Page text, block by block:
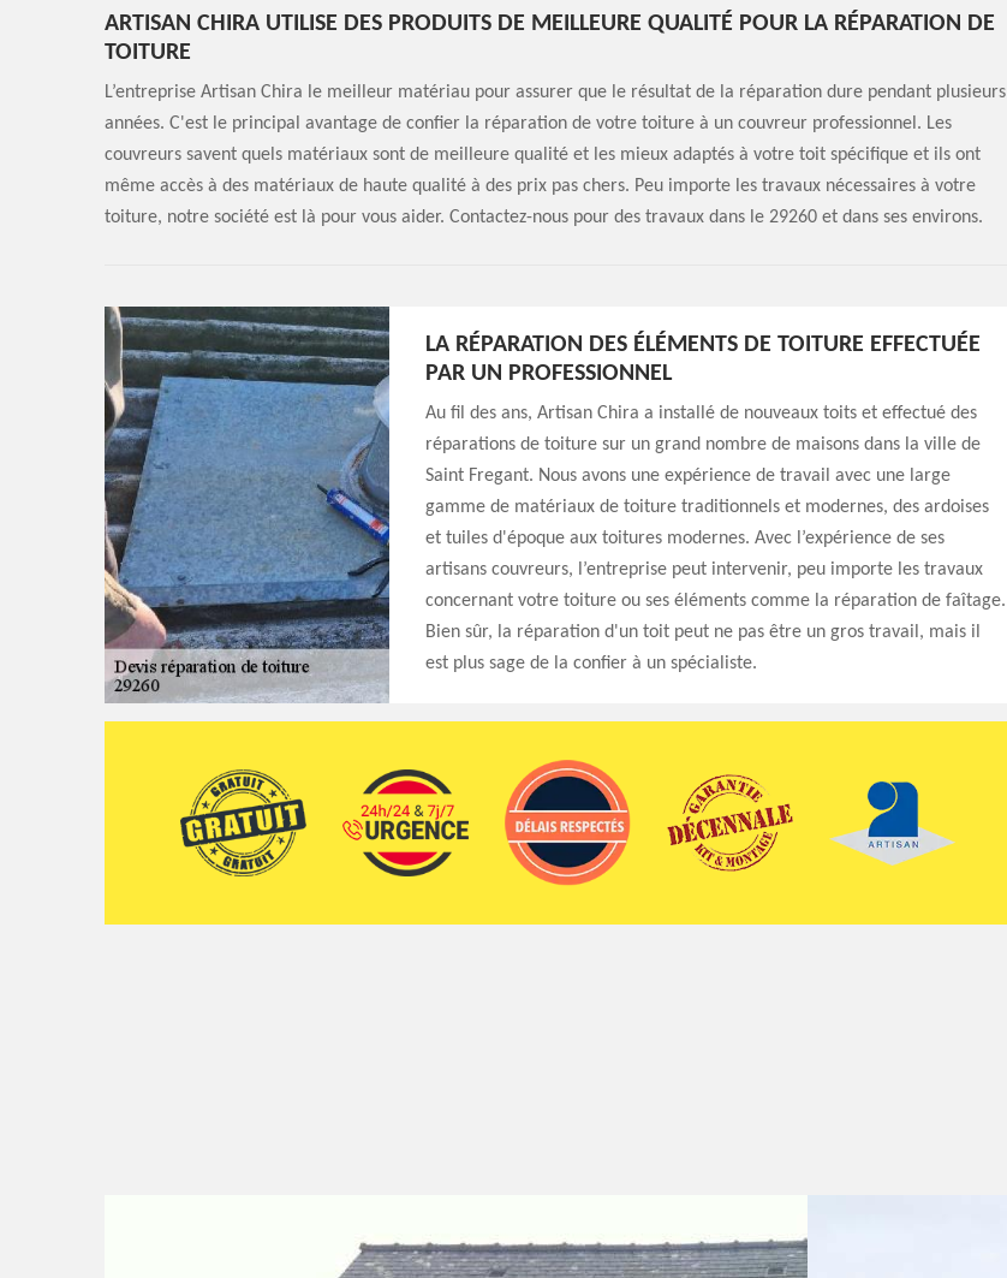
ARTISAN CHIRA UTILISE DES PRODUITS DE MEILLEURE QUALITÉ POUR LA RÉPARATION DE
TOITURE
L’entreprise Artisan Chira le meilleur matériau pour assurer que le résultat de la réparation dure pendant plusieurs
années. C'est le principal avantage de confier la réparation de votre toiture à un couvreur professionnel. Les
couvreurs savent quels matériaux sont de meilleure qualité et les mieux adaptés à votre toit spécifique et ils ont
même accès à des matériaux de haute qualité à des prix pas chers. Peu importe les travaux nécessaires à votre
toiture, notre société est là pour vous aider. Contactez-nous pour des travaux dans le 29260 et dans ses environs.
LA RÉPARATION DES ÉLÉMENTS DE TOITURE EFFECTUÉE
PAR UN PROFESSIONNEL
Au fil des ans, Artisan Chira a installé de nouveaux toits et effectué des
réparations de toiture sur un grand nombre de maisons dans la ville de
Saint Fregant. Nous avons une expérience de travail avec une large
gamme de matériaux de toiture traditionnels et modernes, des ardoises
et tuiles d'époque aux toitures modernes. Avec l’expérience de ses
artisans couvreurs, l’entreprise peut intervenir, peu importe les travaux
concernant votre toiture ou ses éléments comme la réparation de faîtage.
Bien sûr, la réparation d'un toit peut ne pas être un gros travail, mais il
est plus sage de la confier à un spécialiste.